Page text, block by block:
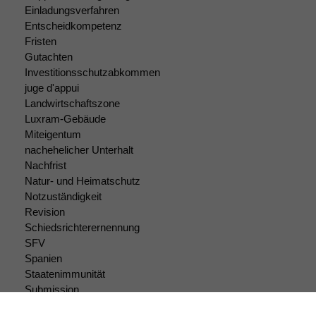
Einladungsverfahren
Entscheidkompetenz
Fristen
Gutachten
Investitionsschutzabkommen
juge d'appui
Landwirtschaftszone
Luxram-Gebäude
Miteigentum
nachehelicher Unterhalt
Nachfrist
Natur- und Heimatschutz
Notzuständigkeit
Revision
Schiedsrichterernennung
SFV
Spanien
Staatenimmunität
Submission